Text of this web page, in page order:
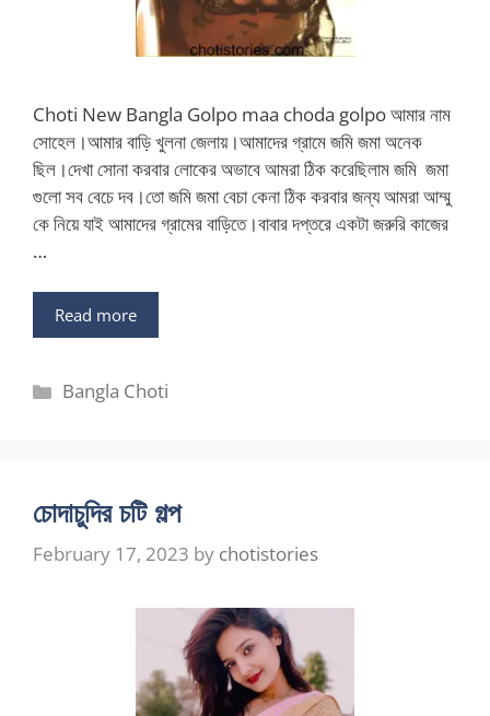
Choti New Bangla Golpo maa choda golpo আমার নাম
সোহেল।আমার বাড়ি খুলনা জেলায়।আমাদের গ্রামে জমি জমা অনেক
ছিল।দেখা সোনা করবার লোকের অভাবে আমরা ঠিক করেছিলাম জমি জমা
গুলো সব বেচে দব।তো জমি জমা বেচা কেনা ঠিক করবার জন্য আমরা আম্মু
কে নিয়ে যাই আমাদের গ্রামের বাড়িতে।বাবার দপ্তরে একটা জরুরি কাজের
…
Read more
Categories
Bangla Choti
চোদাচুদির চটি গল্প
February 17, 2023 by chotistories